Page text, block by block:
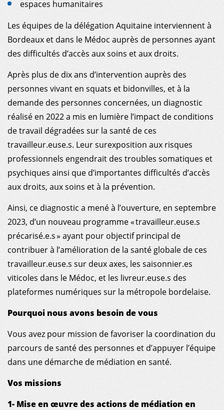
espaces humanitaires
Les équipes de la délégation Aquitaine interviennent à
Bordeaux et dans le Médoc auprès de personnes ayant
des difficultés d’accès aux soins et aux droits.
Après plus de dix ans d’intervention auprès des
personnes vivant en squats et bidonvilles, et à la
demande des personnes concernées, un diagnostic
réalisé en 2022 a mis en lumière l’impact de conditions
de travail dégradées sur la santé de ces
travailleur.euse.s. Leur surexposition aux risques
professionnels engendrait des troubles somatiques et
psychiques ainsi que d’importantes difficultés d’accès
aux droits, aux soins et à la prévention.
Ainsi, ce diagnostic a mené à l’ouverture, en septembre
2023, d’un nouveau programme « travailleur.euse.s
précarisé.e.s » ayant pour objectif principal de
contribuer à l’amélioration de la santé globale de ces
travailleur.euse.s sur deux axes, les saisonnier.es
viticoles dans le Médoc, et les livreur.euse.s des
plateformes numériques sur la métropole bordelaise.
Pourquoi nous avons besoin de vous
Vous avez pour mission de favoriser la coordination du
parcours de santé des personnes et d’appuyer l’équipe
dans une démarche de médiation en santé.
Vos missions
1- Mise en œuvre des actions de médiation en